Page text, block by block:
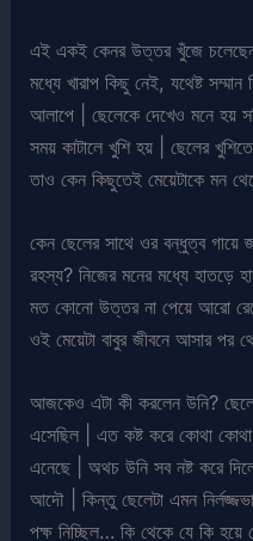
এই একই কেনর উত্তর খুঁজে চলেছেন
মধ্যে খারাপ কিছু নেই, যথেষ্ট
আলাপে | ছেলেকে দেখেও মনে হয়
সময় কাটালে খুশি হয় | ছেলের
তাও কেন কিছুতেই মেয়েটাকে মন
কেন ছেলের সাথে ওর বন্ধুত্ব গায়ে
রহস্য? নিজের মনের মধ্যে হাতড়ে
মত কোনো উত্তর না পেয়ে আরো
ওই মেয়েটা বাবুর জীবনে আসার পর
আজকেও এটা কী করলেন উনি? ছেলে
এসেছিল | এত কষ্ট করে কোথা
এনেছে | অথচ উনি সব নষ্ট করে
আদৌ | কিন্তু ছেলেটা এমন
পক্ষ নিচ্ছিল… কি থেকে যে কি হয়ে